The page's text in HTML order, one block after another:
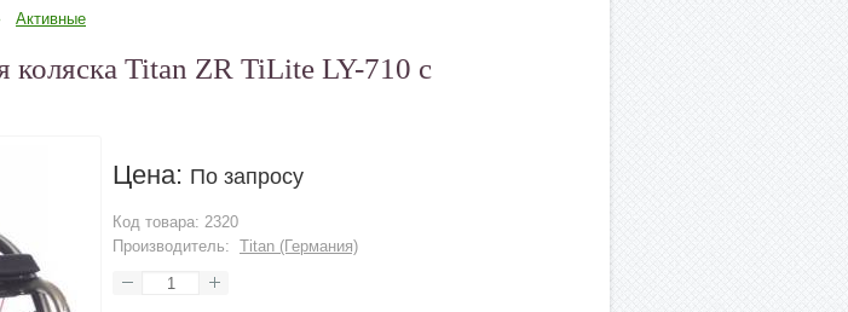
Активные
коляска Titan ZR TiLite LY-710 с
Цена: По запросу
Код товара: 2320
Производитель: Titan (Германия)